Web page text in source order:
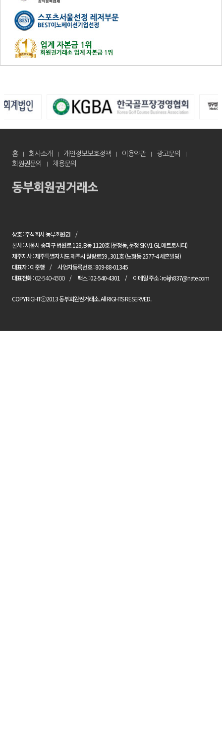
홈 회사소개 개인정보보호정책 이용약관
광고문의
회원권문의
채용문의
상호 : 주식회사 동부회원권
본사 : 서울시 송파구 법원로 128, B동 1120호 (문정동, 문정 SK V1 GL 메트로시티)
제주지사 : 제주특별자치도 제주시 월랑로59 , 301호 (노형동 2577-4 세흔빌딩)
대표자 : 이준행
사업자등록번호 : 809-88-01345
대표전화 :02-540-4300 팩스 : 02-540-4301 이메일 주소 : rokjh837@nate.com
COPYRIGHTⓒ2013 동부회원권거래소. All RIGHTS RESERVED.